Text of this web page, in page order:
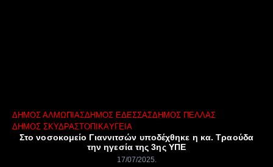
ΔΉΜΟΣ ΑΛΜΩΠΊΑΣΔΉΜΟΣ ΈΔΕΣΣΑΣΔΉΜΟΣ ΠΈΛΛΑΣ
ΔΉΜΟΣ ΣΚΎΔΡΑΣΤΟΠΙΚΆΥΓΕΊΑ
Στο νοσοκομείο Γιαννιτσών υποδέχθηκε η κα. Τραούδα
την ηγεσία της 3ης ΥΠΕ
17/07/2025